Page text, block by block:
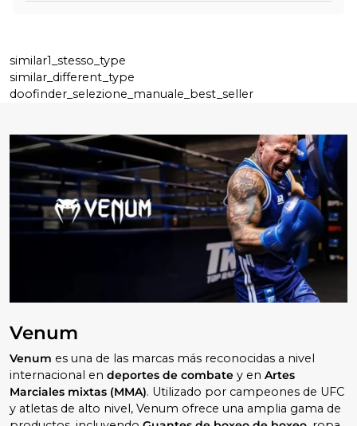
similar1_stesso_type
similar_different_type
doofinder_selezione_manuale_best_seller
Venum
Venum es una de las marcas más reconocidas a nivel
internacional en deportes de combate y en Artes
Marciales mixtas (MMA). Utilizado por campeones de UFC
y atletas de alto nivel, Venum ofrece una amplia gama de